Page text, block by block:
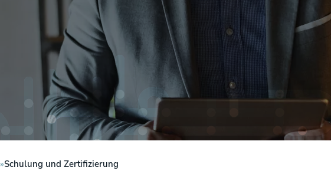
Schulung und Zertifizierung